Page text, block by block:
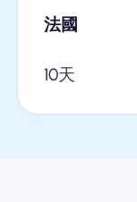
法國
10天